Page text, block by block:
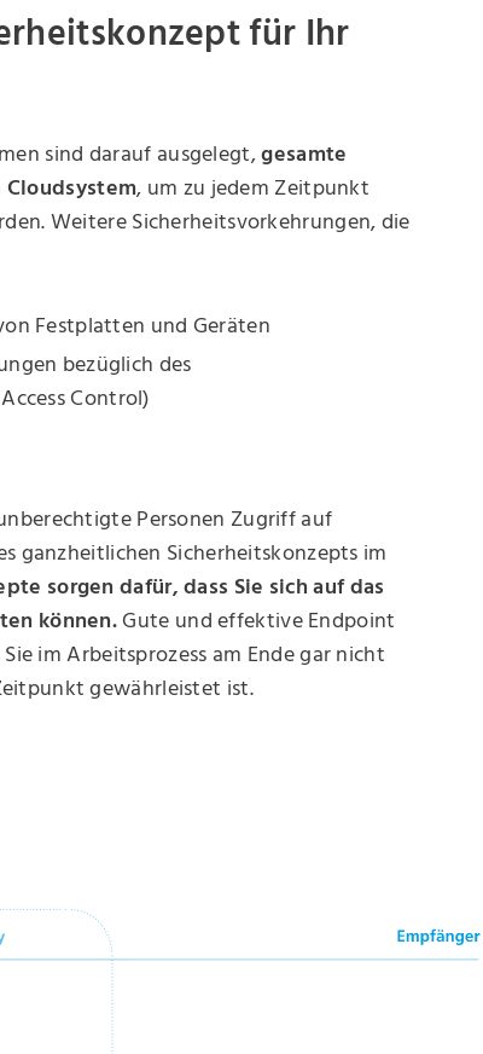
für Ihr
sind darauf ausgelegt,gesamte
Cloudsystem, um zu jedem Zeitpunkt
Weitere Sicherheitsvorkehrungen, die
Festplatten und Geräten
bezüglich des
Control)
Personen Zugriff auf
ganzheitlichen Sicherheitskonzepts im
sorgen dafür, dass Sie sich auf das
können. Gute und effektive Endpoint
im Arbeitsprozess am Ende gar nicht
gewährleistet ist.